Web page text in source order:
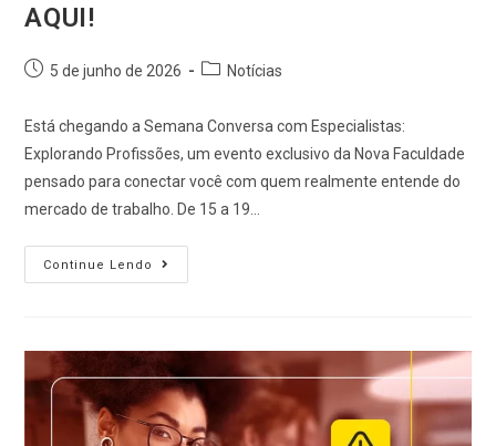
AQUI!
5 de junho de 2026 Notícias
Está chegando a Semana Conversa com Especialistas:
Explorando Profissões, um evento exclusivo da Nova Faculdade
pensado para conectar você com quem realmente entende do
mercado de trabalho. De 15 a 19…
Continue Lendo